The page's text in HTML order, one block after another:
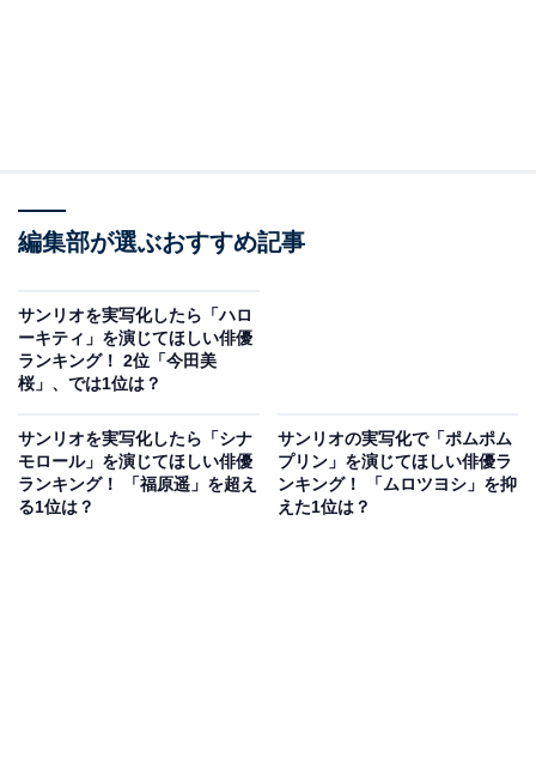
編集部が選ぶおすすめ記事
サンリオを実写化したら「ハロ
ーキティ」を演じてほしい俳優
ランキング！ 2位「今田美
桜」、では1位は？
サンリオを実写化したら「シナ
モロール」を演じてほしい俳優
ランキング！ 「福原遥」を超え
る1位は？
サンリオの実写化で「ポムポム
プリン」を演じてほしい俳優ラ
ンキング！ 「ムロツヨシ」を抑
えた1位は？